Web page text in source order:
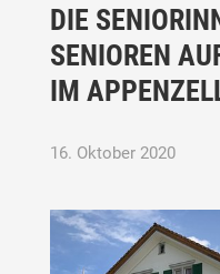
DIE
SENIOREN
IM
16. Oktober 2020